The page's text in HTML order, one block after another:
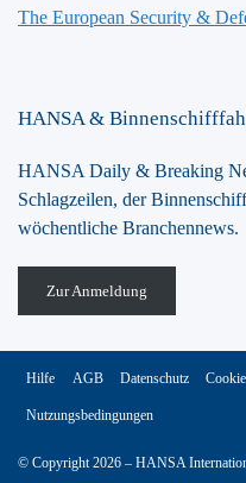
The European Security &
HANSA &
HANSA Daily & Breaking
Schlagzeilen, der
wöchentliche Branchennews.
Zur Anmeldung
© Copyright 2026 – HANSA
Hilfe AGB Datenschutz
Nutzungsbedingungen